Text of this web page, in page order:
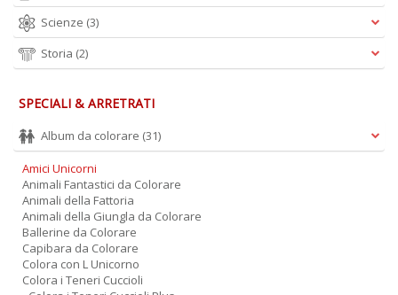
Scienze (3)
Storia (2)
SPECIALI & ARRETRATI
Album da colorare (31)
Amici Unicorni
Animali Fantastici da Colorare
Animali della Fattoria
Animali della Giungla da Colorare
Ballerine da Colorare
Capibara da Colorare
Colora con L Unicorno
Colora i Teneri Cuccioli